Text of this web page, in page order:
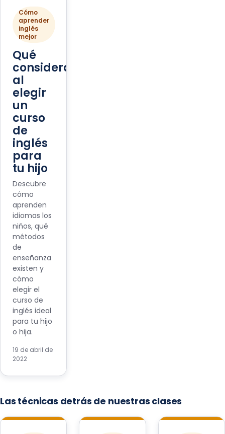
Cómo
aprender
inglés
mejor
Qué
considerar
al
elegir
un
curso
de
inglés
para
tu hijo
Descubre
cómo
aprenden
idiomas los
niños, qué
métodos
de
enseñanza
existen y
cómo
elegir el
curso de
inglés ideal
para tu hijo
o hija.
19 de abril de
2022
Las técnicas detrás de nuestras clases